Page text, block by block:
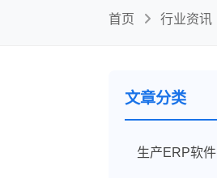
首页 行业资讯
文章分类
生产ERP软件